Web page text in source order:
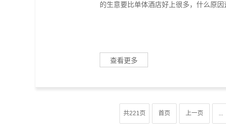
的生意要比单体酒店好上很多，什么原
查看更多
共221页 首页 上一页 ...